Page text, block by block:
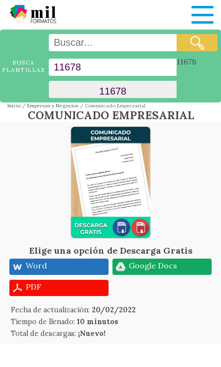
BUSCA
PLANTILLAS
11678
Inicio Empresas y Negocios Comunicado Empresarial
COMUNICADO EMPRESARIAL
Elige una opción de Descarga Gratis
Word Google Docs
PDF
Fecha de actualización: 20/02/2022
Tiempo de llenado:10 minutos
Total de descargas: ¡Nuevo!